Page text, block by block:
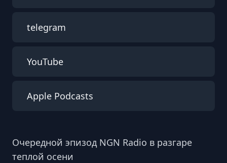
telegram
YouTube
Apple Podcasts
Очередной эпизод NGN Radio в разгаре
теплой осени